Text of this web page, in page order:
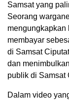
Samsat yang
Seorang
mengungkapkan
membayar
di Samsat
dan
publik di Samsat
Dalam video